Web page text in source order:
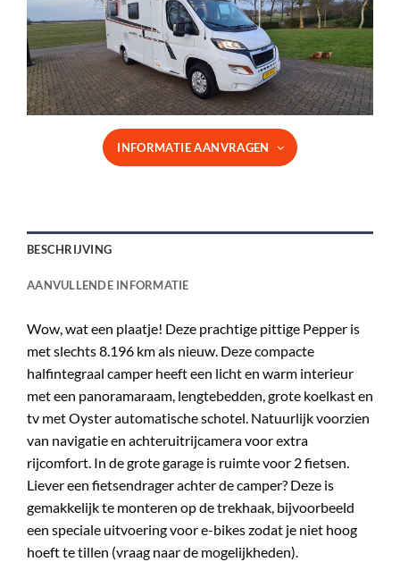
INFORMATIE AANVRAGEN
BESCHRIJVING
AANVULLENDE INFORMATIE
Wow, wat een plaatje! Deze prachtige pittige Pepper is
met slechts 8.196 km als nieuw. Deze compacte
halfintegraal camper heeft een licht en warm interieur
met een panoramaraam, lengtebedden, grote koelkast en
tv met Oyster automatische schotel. Natuurlijk voorzien
van navigatie en achteruitrijcamera voor extra
rijcomfort. In de grote garage is ruimte voor 2 fietsen.
Liever een fietsendrager achter de camper? Deze is
gemakkelijk te monteren op de trekhaak, bijvoorbeeld
een speciale uitvoering voor e-bikes zodat je niet hoog
hoeft te tillen (vraag naar de mogelijkheden).